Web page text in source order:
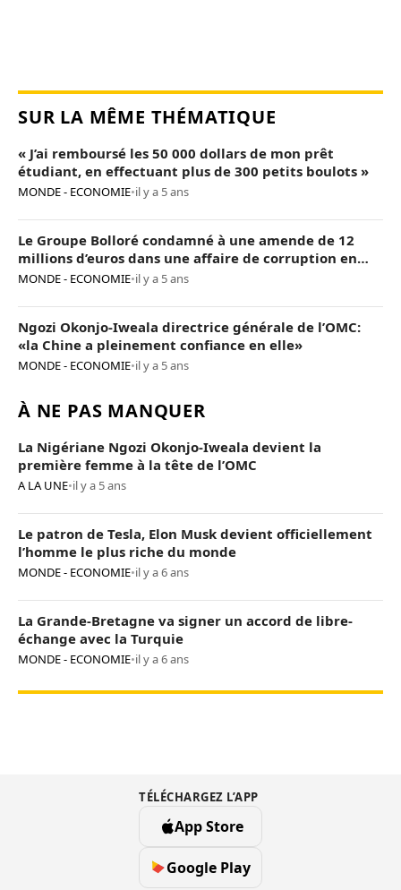
SUR LA MÊME THÉMATIQUE
« J’ai remboursé les 50 000 dollars de mon prêt
étudiant, en effectuant plus de 300 petits boulots »
MONDE - ECONOMIE•il y a 5 ans
Le Groupe Bolloré condamné à une amende de 12
millions d’euros dans une affaire de corruption en
Afrique
MONDE - ECONOMIE•il y a 5 ans
Ngozi Okonjo-Iweala directrice générale de l’OMC:
«la Chine a pleinement confiance en elle»
MONDE - ECONOMIE•il y a 5 ans
À NE PAS MANQUER
La Nigériane Ngozi Okonjo-Iweala devient la
première femme à la tête de l’OMC
A LA UNE•il y a 5 ans
Le patron de Tesla, Elon Musk devient officiellement
l’homme le plus riche du monde
MONDE - ECONOMIE•il y a 6 ans
La Grande-Bretagne va signer un accord de libre-
échange avec la Turquie
MONDE - ECONOMIE•il y a 6 ans
TÉLÉCHARGEZ L’APP
App Store
Google Play